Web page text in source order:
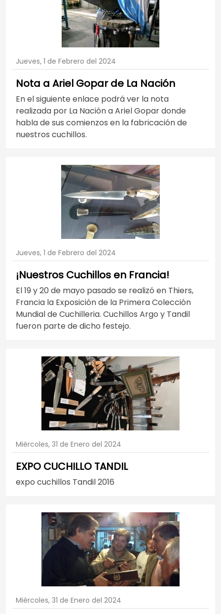
Jueves, 1 de Febrero del 2024
Nota a Ariel Gopar de La Nación
En el siguiente enlace podrá ver la nota
realizada por La Nación a Ariel Gopar donde
habla de sus comienzos en la fabricación de
nuestros cuchillos.
Jueves, 1 de Febrero del 2024
¡Nuestros Cuchillos en Francia!
El 19 y 20 de mayo pasado se realizó en Thiers,
Francia la Exposición de la Primera Colección
Mundial de Cuchilleria. Cuchillos Argo y Tandil
fueron parte de dicho festejo.
Miércoles, 31 de Enero del 2024
EXPO CUCHILLO TANDIL
expo cuchillos Tandil 2016
Miércoles, 31 de Enero del 2024